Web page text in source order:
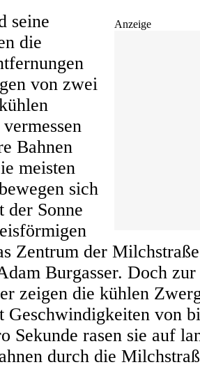
Anzeige
seine
die
von zwei
Bahnen
meisten
sich
der Sonne
Zentrum der
Burgasser. Doch
zeigen die kühlen
Geschwindigkeiten von
Sekunde rasen sie auf
durch die